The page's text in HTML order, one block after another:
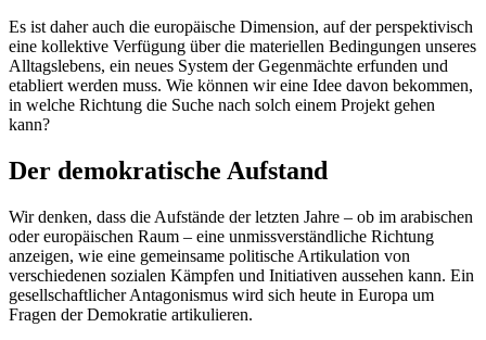
Es ist daher auch die europäische Dimension, auf der perspektivisch
eine kollektive Verfügung über die materiellen Bedingungen unseres
Alltagslebens, ein neues System der Gegenmächte erfunden und
etabliert werden muss. Wie können wir eine Idee davon bekommen,
in welche Richtung die Suche nach solch einem Projekt gehen
kann?
Der demokratische Aufstand
Wir denken, dass die Aufstände der letzten Jahre – ob im arabischen
oder europäischen Raum – eine unmissverständliche Richtung
anzeigen, wie eine gemeinsame politische Artikulation von
verschiedenen sozialen Kämpfen und Initiativen aussehen kann. Ein
gesellschaftlicher Antagonismus wird sich heute in Europa um
Fragen der Demokratie artikulieren.